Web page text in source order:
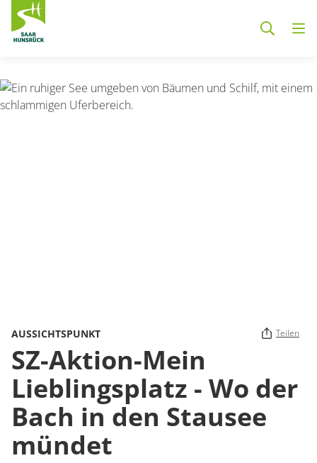
AUSSICHTSPUNKT Teilen
SZ-Aktion-Mein
Lieblingsplatz - Wo der
Bach in den Stausee
mündet